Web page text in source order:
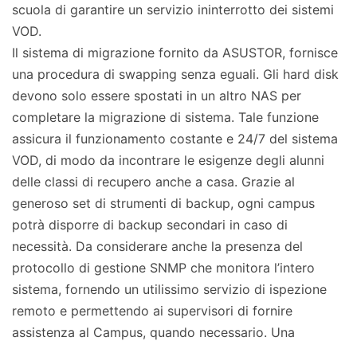
scuola di garantire un servizio ininterrotto dei sistemi
VOD.
Il sistema di migrazione fornito da ASUSTOR, fornisce
una procedura di swapping senza eguali. Gli hard disk
devono solo essere spostati in un altro NAS per
completare la migrazione di sistema. Tale funzione
assicura il funzionamento costante e 24/7 del sistema
VOD, di modo da incontrare le esigenze degli alunni
delle classi di recupero anche a casa. Grazie al
generoso set di strumenti di backup, ogni campus
potrà disporre di backup secondari in caso di
necessità. Da considerare anche la presenza del
protocollo di gestione SNMP che monitora l’intero
sistema, fornendo un utilissimo servizio di ispezione
remoto e permettendo ai supervisori di fornire
assistenza al Campus, quando necessario. Una